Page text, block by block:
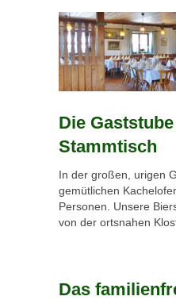
Die
Stammtisch
In der großen, urigen
gemütlichen
Personen. Unsere
von der ortsnahen
Das